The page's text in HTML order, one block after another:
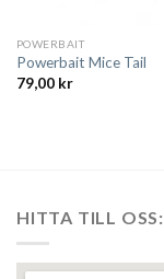
POWERBAIT
Powerbait Mice Tail
79,00 kr
HITTA TILL OSS: